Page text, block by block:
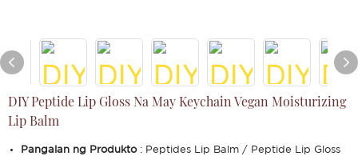
DIY Peptide Lip Gloss Na May Keychain Vegan Moisturizing
Lip Balm
Pangalan ng Produkto: Peptides Lip Balm / Peptide Lip Gloss